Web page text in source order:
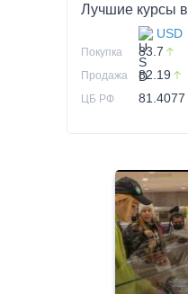
Лучшие курсы в
USD
Покупка 83.7
Продажа 82.19
ЦБ РФ 81.4077